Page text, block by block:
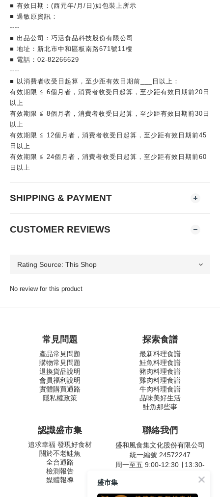
■ 有效日期：(西元年/月/日)如包裝上所示
■ 過敏原資訊：
----
■ 出品公司：巧活食品科技股份有限公司
■ 地址：新北市中和區板南路671號11樓
■ 電話：02-82266629
----
■ 以消費者收受日起算，至少距有效日期前___日以上：
有效期限 ≦ 6個月者，消費者收受日起算，至少距有效日期前20日
以上
有效期限 ≦ 8個月者，消費者收受日起算，至少距有效日期前30日
以上
有效期限 ≦ 12個月者，消費者收受日起算，至少距有效日期前45
日以上
有效期限 ≦ 24個月者，消費者收受日起算，至少距有效日期前60
日以上
SHIPPING & PAYMENT
CUSTOMER REVIEWS
No review for this product
常見問題
產品常見問題
購物常見問題
退換貨品說明
會員福利說明
實體購買通路
隱私權政策
探索食譜
最新料理食譜
鮭魚料理食譜
豬肉料理食譜
雞肉料理食譜
牛肉料理食譜
品味美好生活
鮭魚那些事
認識盛市集
追求幸福 發現好食材
關於不老鮭魚
全台通路
檢測報告
媒體報導
聯絡我們
盛和風食集文化股份有限公司
統一編號 24572247
周一至五 9:00-12:30 ∣ 13:30-
客服專線：02-2795-5800
台北市內湖區南京東路六段
盛市集